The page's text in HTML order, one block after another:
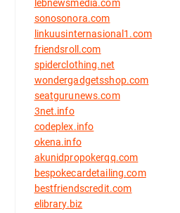
lebnewsmedia.com
sonosonora.com
linkuusinternasional1.com
friendsroll.com
spiderclothing.net
wondergadgetsshop.com
seatgurunews.com
3net.info
codeplex.info
okena.info
akunidpropokerqq.com
bespokecardetailing.com
bestfriendscredit.com
elibrary.biz